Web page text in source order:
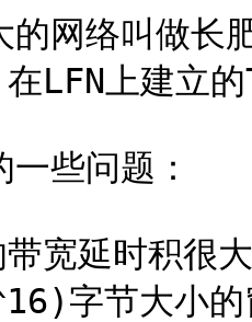
的网络叫
LFN上建立的
些问题：
宽延时积很
字节大小